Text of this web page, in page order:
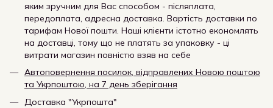
яким зручним для Вас способом - післяплата,
передоплата, адресна доставка. Вартість доставки по
тарифам Нової пошти. Наші клієнти істотно економлять
на доставці, тому що не платять за упаковку - ці
витрати магазин повністю взяв на себе
Автоповернення посилок, відправлених Новою поштою
та Укрпоштою, на 7 день зберігання
Доставка "Укрпошта"